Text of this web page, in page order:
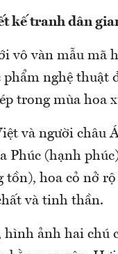
kế tranh dân
vô vàn mẫu mã
nghệ thuật
trong mùa hoa
và người châu
Phúc (hạnh
tồn), hoa cỏ nở
và tinh thần.
hình ảnh hai chú